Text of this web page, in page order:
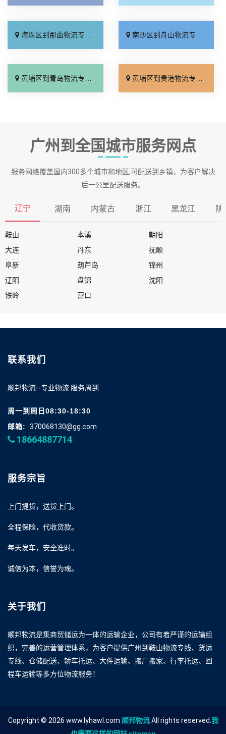
海珠区到那曲物流专线_直达特快专线「多久时间」 南沙区到舟山物流专线_省事省心「上门取件」
黄埔区到青岛物流专线_定点发车「准时到货」 黄埔区到贵港物流专线_门到门接送「全程定位」
广州到全国城市服务网点
服务网络覆盖国内300多个城市和地区,可配送到乡镇，为客户解决
后一公里配送服务。
辽宁 湖南 内蒙古 浙江 黑龙江 陕
鞍山 本溪
朝阳
大连
丹东
抚顺
阜新
葫芦岛
锦州
辽阳
盘锦
沈阳
铁岭
营口
联系我们
顺邦物流--专业物流 服务周到
周一到周日08:30-18:30
邮箱:
370068130@gg.com
18664887714
服务宗旨
上门提货，送货上门。
全程保险，代收货款。
每天发车，安全准时。
诚信为本，信誉为魂。
关于我们
顺邦物流是集商贸储运为一体的运输企业，公司有着严谨的运输组
织，完善的运营管理体系，为客户提供广州到鞍山物流专线、货运
专线、仓储配送、轿车托运、大件运输、搬厂搬家、行李托运、回
程车运输等多方位物流服务！
Copyright © 2026 www.lyhawl.com 顺邦物流All rights reserved. 我